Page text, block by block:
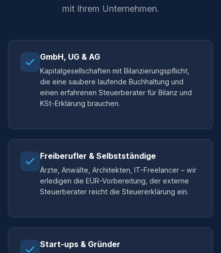
mit Ihrem Unternehmen.
GmbH, UG & AG
Kapitalgesellschaften mit Bilanzierungspflicht,
die eine saubere laufende Buchhaltung und
einen erfahrenen Steuerberater für Bilanz und
KSt-Erklärung brauchen.
Freiberufler & Selbstständige
Ärzte, Anwälte, Architekten, IT-Freelancer – wir
erledigen die EÜR-Vorbereitung, der externe
Steuerberater reicht die Steuererklärung ein.
Start-ups & Gründer